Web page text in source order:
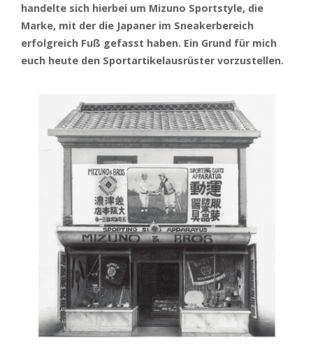
handelte sich hierbei um Mizuno Sportstyle, die
Marke, mit der die Japaner im Sneakerbereich
erfolgreich Fuß gefasst haben. Ein Grund für mich
euch heute den Sportartikelausrüster vorzustellen.